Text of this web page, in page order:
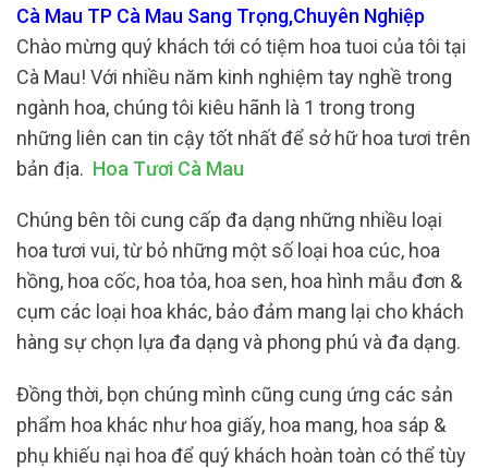
Cà Mau TP Cà Mau Sang Trọng,Chuyên Nghiệp
Chào mừng quý khách tới có tiệm hoa tuoi của tôi tại
Cà Mau! Với nhiều năm kinh nghiệm tay nghề trong
ngành hoa, chúng tôi kiêu hãnh là 1 trong trong
những liên can tin cậy tốt nhất để sở hữ hoa tươi trên
bản địa. Hoa Tươi Cà Mau
Chúng bên tôi cung cấp đa dạng những nhiều loại
hoa tươi vui, từ bỏ những một số loại hoa cúc, hoa
hồng, hoa cốc, hoa tỏa, hoa sen, hoa hình mẫu đơn &
cụm các loại hoa khác, bảo đảm mang lại cho khách
hàng sự chọn lựa đa dạng và phong phú và đa dạng.
Đồng thời, bọn chúng mình cũng cung ứng các sản
phẩm hoa khác như hoa giấy, hoa mang, hoa sáp &
phụ khiếu nại hoa để quý khách hoàn toàn có thể tùy